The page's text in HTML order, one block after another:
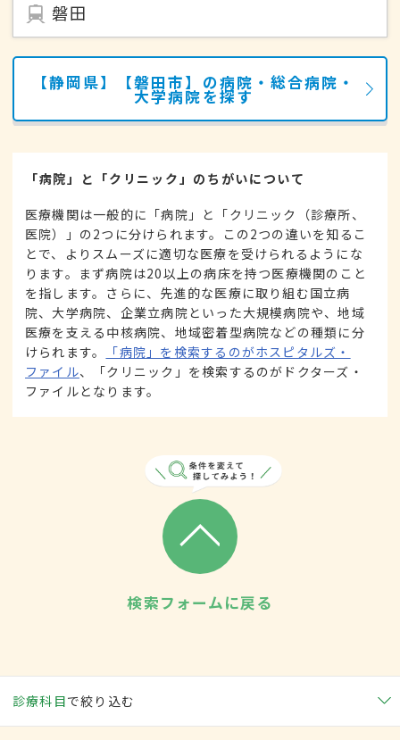
磐田
【静岡県】【磐田市】の病院・総合病院・
大学病院を探す
「病院」と「クリニック」のちがいについて
医療機関は一般的に「病院」と「クリニック（診療所、
医院）」の2つに分けられます。この2つの違いを知るこ
とで、よりスムーズに適切な医療を受けられるようにな
ります。まず病院は20以上の病床を持つ医療機関のこと
を指します。さらに、先進的な医療に取り組む国立病
院、大学病院、企業立病院といった大規模病院や、地域
医療を支える中核病院、地域密着型病院などの種類に分
けられます。
「病院」を検索するのがホスピタルズ・
ファイル、「クリニック」を検索するのがドクターズ・
ファイルとなります。
検索フォームに戻る
診療科目で絞り込む